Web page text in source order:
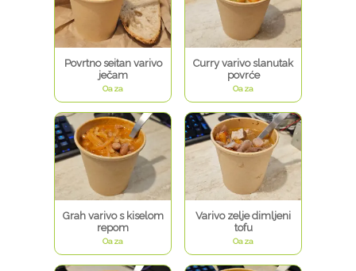
Povrtno seitan varivo
ječam
Oaza
Curry varivo slanutak
povrće
Oaza
Grah varivo s kiselom
repom
Oaza
Varivo zelje dimljeni
tofu
Oaza